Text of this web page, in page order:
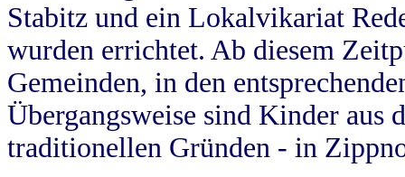
Stabitz und ein Lokalvikariat
wurden errichtet. Ab diesem
Gemeinden, in den
Übergangsweise sind Kinder aus
traditionellen Gründen - in